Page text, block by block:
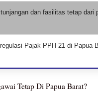
dan fasilitas tetap dari
Pajak PPH 21 di Papua
Tetap Di Papua Barat?